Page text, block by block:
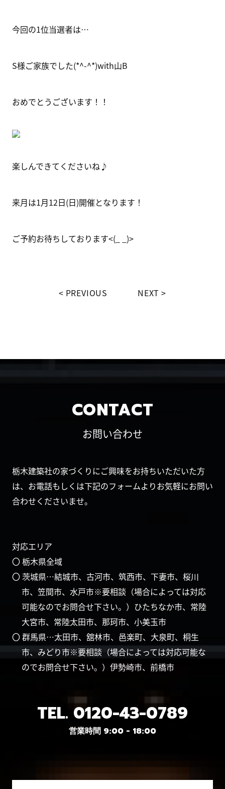
今回の1位当選者は…
S様ご家族でした(*^-^*)with山B
おめでとうございます！！
楽しんできてくださいね♪
来月は1月12日(日)開催となります！
ご予約お待ちしております<(_ _)>
PREVIOUS NEXT
CONTACT
お問い合わせ
栃木建築社の家づくりにご興味をお持ちいただいた方
は、お電話もしくは下記のフォームよりお気軽にお問い
合わせくださいませ。
対応エリア
〇 栃木県全域
〇 茨城県…結城市、古河市、筑西市、下妻市、桜川
市、笠間市、水戸市※要相談（場合によっては対応
可能なのでお問合せ下さい。）ひたちなか市、常陸
大宮市、常陸太田市、那珂市、小美玉市
〇 群馬県…太田市、舘林市、邑楽町、大泉町、桐生
市、みどり市※要相談（場合によっては対応可能な
のでお問合せ下さい。）伊勢崎市、前橋市
TEL. 0120-43-0789
営業時間 9:00 - 18:00